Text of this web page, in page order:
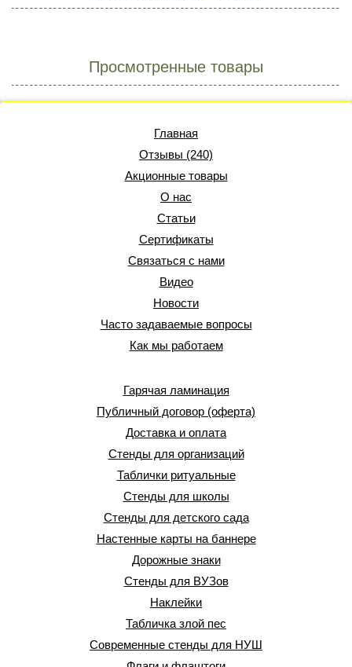
Просмотренные товары
Главная
Отзывы (240)
Акционные товары
О нас
Статьи
Сертификаты
Связаться с нами
Видео
Новости
Часто задаваемые вопросы
Как мы работаем
Гарячая ламинация
Публичный договор (оферта)
Доставка и оплата
Стенды для организаций
Таблички ритуальные
Стенды для школы
Стенды для детского сада
Настенные карты на баннере
Дорожные знаки
Стенды для ВУЗов
Наклейки
Табличка злой пес
Современные стенды для НУШ